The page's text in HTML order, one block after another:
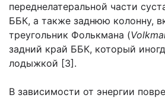
переднелатеральной части
ББК, а также заднюю колонну,
треугольник Фолькмана (
задний край ББК, который
лодыжкой [3].
В зависимости от энергии